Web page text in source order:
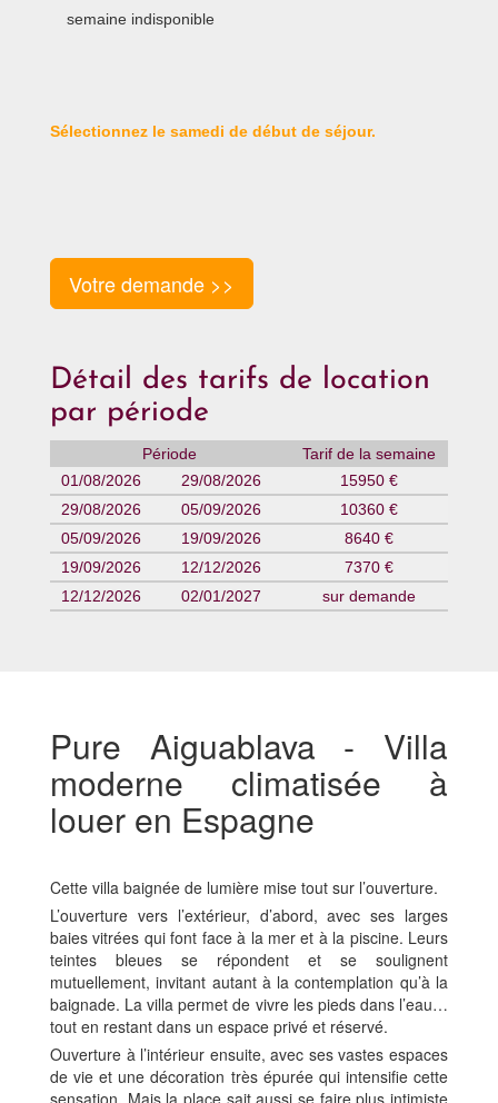
semaine indisponible
Sélectionnez le samedi de début de séjour.
Votre demande >>
Détail des tarifs de location
par période
Période
Tarif de la semaine
01/08/2026
29/08/2026
15950 €
29/08/2026
05/09/2026
10360 €
05/09/2026
19/09/2026
8640 €
19/09/2026
12/12/2026
7370 €
12/12/2026
02/01/2027 sur demande
Pure Aiguablava - Villa
moderne climatisée à
louer en Espagne
Cette villa baignée de lumière mise tout sur l’ouverture.
L’ouverture vers l’extérieur, d’abord, avec ses larges
baies vitrées qui font face à la mer et à la piscine. Leurs
teintes bleues se répondent et se soulignent
mutuellement, invitant autant à la contemplation qu’à la
baignade. La villa permet de vivre les pieds dans l’eau…
tout en restant dans un espace privé et réservé.
Ouverture à l’intérieur ensuite, avec ses vastes espaces
de vie et une décoration très épurée qui intensifie cette
sensation. Mais la place sait aussi se faire plus intimiste